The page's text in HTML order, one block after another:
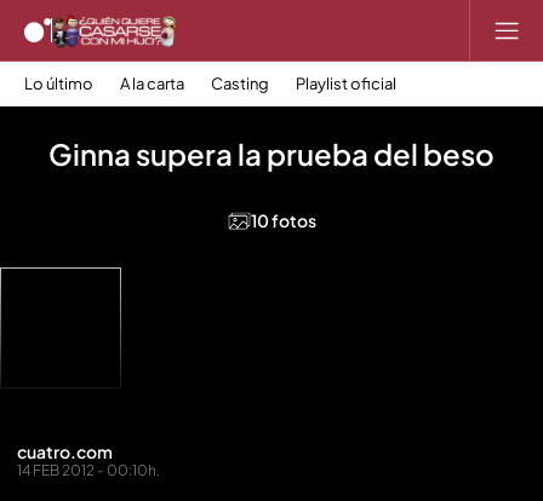
Lo último A la carta Casting Playlist oficial
Ginna supera la prueba del beso
10 fotos
cuatro.com
14 FEB 2012 - 00:10h.